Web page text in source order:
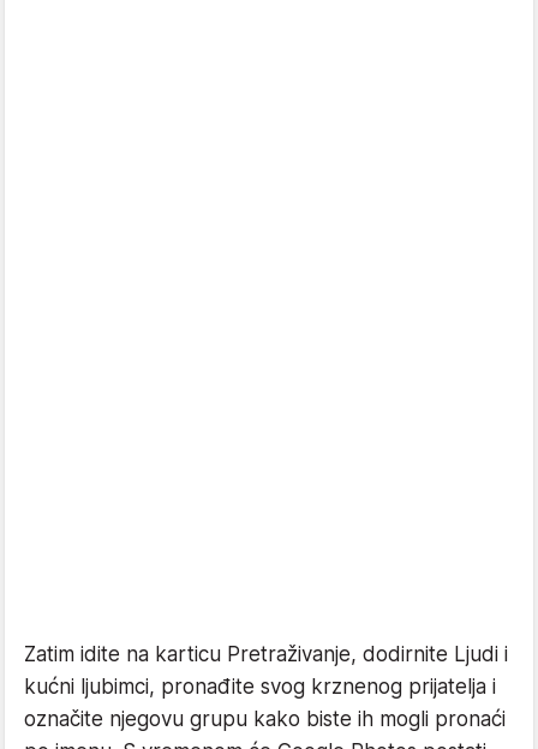
Zatim idite na karticu Pretraživanje, dodirnite Ljudi i
kućni ljubimci, pronađite svog krznenog prijatelja i
označite njegovu grupu kako biste ih mogli pronaći